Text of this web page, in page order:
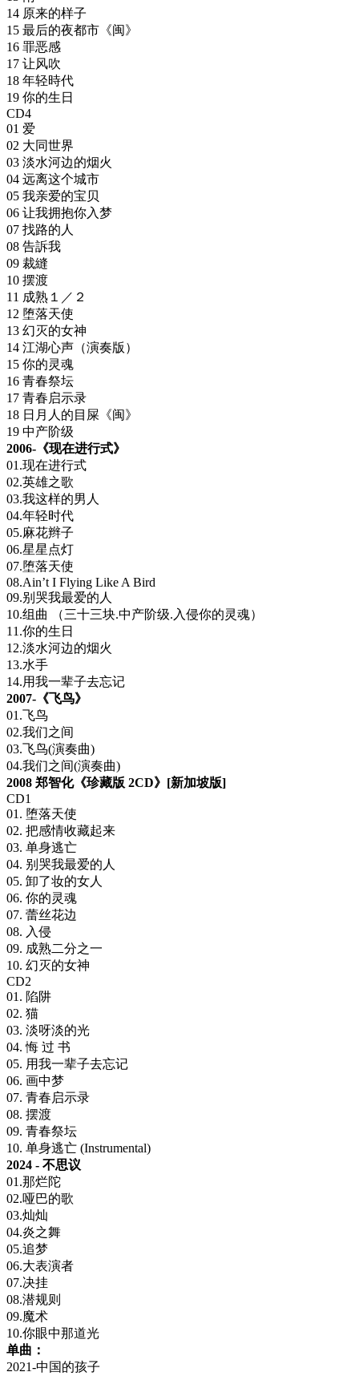
14 原来的样子
15 最后的夜都市《闽》
16 罪恶感
17 让风吹
18 年轻時代
19 你的生日
CD4
01 爱
02 大同世界
03 淡水河边的烟火
04 远离这个城市
05 我亲爱的宝贝
06 让我拥抱你入梦
07 找路的人
08 告訴我
09 裁縫
10 摆渡
11 成熟１／２
12 堕落天使
13 幻灭的女神
14 江湖心声（演奏版）
15 你的灵魂
16 青春祭坛
17 青春启示录
18 日月人的目屎《闽》
19 中产阶级
2006-《现在进行式》
01.现在进行式
02.英雄之歌
03.我这样的男人
04.年轻时代
05.麻花辫子
06.星星点灯
07.堕落天使
08.Ain’t I Flying Like A Bird
09.别哭我最爱的人
10.组曲 （三十三块.中产阶级.入侵你的灵魂）
11.你的生日
12.淡水河边的烟火
13.水手
14.用我一辈子去忘记
2007-《飞鸟》
01.飞鸟
02.我们之间
03.飞鸟(演奏曲)
04.我们之间(演奏曲)
2008 郑智化《珍藏版 2CD》[新加坡版]
CD1
01. 堕落天使
02. 把感情收藏起来
03. 单身逃亡
04. 别哭我最爱的人
05. 卸了妆的女人
06. 你的灵魂
07. 蕾丝花边
08. 入侵
09. 成熟二分之一
10. 幻灭的女神
CD2
01. 陷阱
02. 猫
03. 淡呀淡的光
04. 悔 过 书
05. 用我一辈子去忘记
06. 画中梦
07. 青春启示录
08. 摆渡
09. 青春祭坛
10. 单身逃亡 (Instrumental)
2024 - 不思议
01.那烂陀
02.哑巴的歌
03.灿灿
04.炎之舞
05.追梦
06.大表演者
07.决挂
08.潜规则
09.魔术
10.你眼中那道光
单曲：
2021-中国的孩子